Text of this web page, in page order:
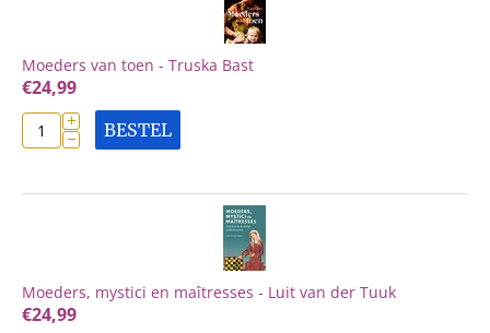
Moeders van toen - Truska Bast
€24,99
+
− BESTEL
Moeders, mystici en maîtresses - Luit van der Tuuk
€24,99